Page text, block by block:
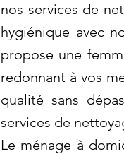
nos services de
hygiénique avec
propose une
redonnant à vos
qualité sans
services de
Le ménage à